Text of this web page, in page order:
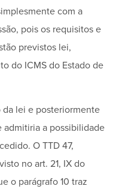
com a
pois os requisitos e
previstos lei,
do ICMS do Estado de
da lei e posteriormente
admitiria a possibilidade
O TTD 47,
no art. 21, IX do
o parágrafo 10 traz